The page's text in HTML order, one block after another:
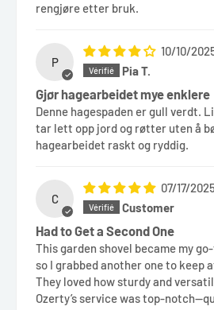
rengjøre etter bruk.
P
10/10/
Pia T.
Gjør hagearbeidet mye enklere
Denne hagespaden er gull verdt.
tar lett opp jord og røtter uten å
hagearbeidet raskt og ryddig.
C
07/17/
Customer
Had to Get a Second One
This garden shovel became my
so I grabbed another one to keep
They loved how sturdy and
Ozerty’s service was top-